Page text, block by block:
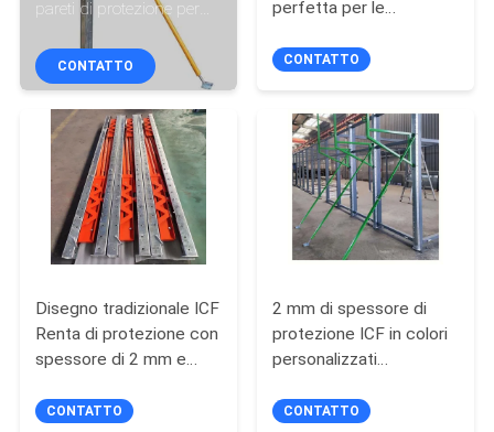
CONTROLLO
QUALITÀ
CONTATTICI
NOTIZIE
CASI
RICHIEDA
UNA
pareti di protezione per
pareti forti e stabili
CONTATTO
perfetta per le
CONTATTO
Disegno tradizionale ICF
Renta di protezione con
spessore di 2 mm e
protezione Zont
CONTATTO
2 mm di spessore di
protezione ICF in colori
personalizzati
per la costruzione
CONTATTO